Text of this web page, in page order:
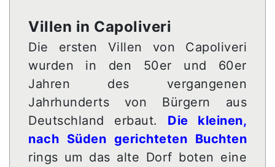
Villen in Capoliveri
Die ersten Villen von Capoliveri
wurden in den 50er und 60er
Jahren des vergangenen
Jahrhunderts von Bürgern aus
Deutschland erbaut. Die kleinen,
nach Süden gerichteten Buchten
rings um das alte Dorf boten eine